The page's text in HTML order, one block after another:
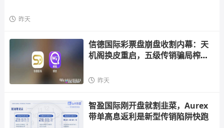
昨天
信德国际彩票盘崩盘收割内幕：天
机阁换皮重启，五级传销骗局榨干
昨天
智盈国际刚开盘就割韭菜，Aurex
带单高息返利是新型传销陷阱快跑